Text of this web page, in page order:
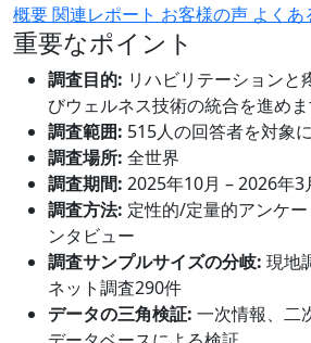
概要関連レポート お客様の声 よくあ
重要なポイント
調査目的: リハビリテーションと
びウェルネス技術の統合を進めま
調査範囲: 515人の回答者を対象
調査場所: 全世界
調査期間: 2025年10月 – 2026年3
調査方法: 定性的/定量的アンケ
ンタビュー
調査サンプルサイズの分岐: 現地
ネット調査290件
データの三角検証: 一次情報、二